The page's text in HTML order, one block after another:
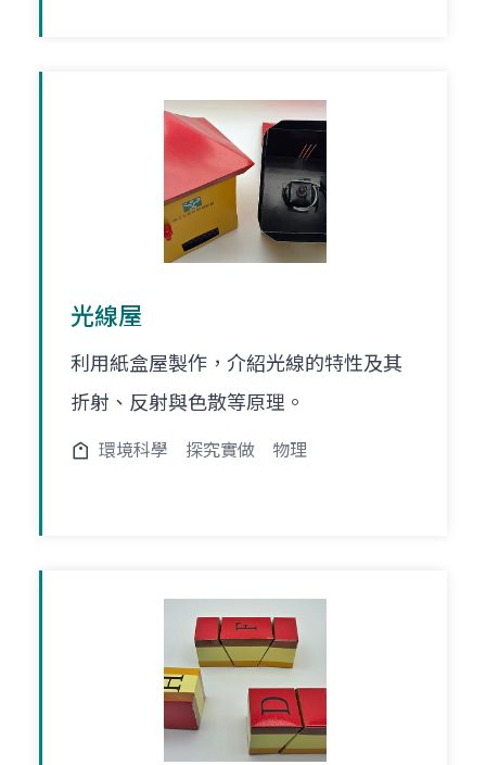
光線屋
利用紙盒屋製作，介紹光線的特性及其
折射、反射與色散等原理。
環境科學 探究實做 物理